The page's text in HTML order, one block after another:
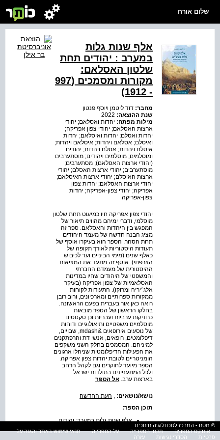
שלום אורח
אלף שנות גלות
במערב : יהודים תחת
שלטון האסלאם:
מקורות ומסמכים (997
- 1912)
מחבר: דוד ליטמן ויוסף פנטון
שנת ההוצאה:
מילות מפתח: יהדות ואסלאם; יהודי
ארצות האסלאם; יהודי צפון אפריקה;
יהדות ואסלם; יהדות ואיסלאם; יהדות
ואיסלם; אסלאם ויהדות; איסלאם ויהדות;
איסלם ויהדות; אסלם ויהדות; יהודים
ומוסלמים; מוסלמים ויהודים; מוסתערבים
(יהודי ארצות האסלאם); מסתערבים;
מוסתערבים; יהודי ארצות האסלם; יהודי
ארצות האיסלם; יהודי ארצות האיסלאם;
יהודי ארצות האסלאם; יהדות צפון
אפריקה; יהודי צפון-אפריקה; יהדות
צפון-אפריקה
יהודי צפון אפריקה חיו כמיעוט תחת שלטון
מוסלמי, ודברי ימיהם מהווים תיאור של
המפגש בין היהדות והאסלאם. ספר זה
מציג הבנה חדשה של מעמד היהודים
תחת הסהר. הספר הוא בעיקרו אוסף של
תעודות היסטוריות לאורך תקופה של
כאלף שנים (מימי הביניים ועד לכיבוש
הצרפתי). אוסף זה מתעד את המציאות
ההיסטורית של מעמדם החברתי
והמשפטי של היהודים שחיו במדינות
האסלאמיות של צפון אפריקה (בעיקר
אלג׳יריה ומרוקו). התעודות לקוחות
ממקורות ספרותיים ומארכיונים, ורוב רובן
רואה כאן אור בעברית בפעם הראשונה.
בחלקו הראשון של הספר מובאות
כרוניקות ערביות ועבריות וכן טקסטים
מוסלמיים משפטיים ותיאולוגיים ודוחות
של נוסעים אירופאים &mdash, שבויים,
דיפלומטים, רופאים, אנשי דת והרפתקנים
למיניהם. המסמכים בחלק השני משקפים
את הפעילות הדיפלומטית שניהלו ארגונים
הומניטריים לטובת יהדות צפון אפריקה.
הספר מיועד לחוקרים וגם לקהל הרחב
ולכל המתעניינים בתולדות ישראל
בארצות ערב. אל הספר
נושא/נושאים:
העת החדשה
תוכן הספר:
אלף שנות גלות במערב: יהודים
ומסמכים (997 - 1912)
© מטח - המרכז לטכנולוגיה חינוכית
אינדקס הספרים
תקנון הספרייה על הספרייה
תנאי שימוש באתר והגנה על
פרטיות
הסדרי נגישות עזרה